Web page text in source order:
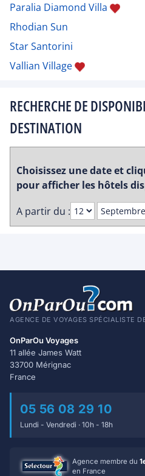
Paralia Diamond Villa
Rhodian Sun
Star Santorini
Vallian Village
RECHERCHE DE
DESTINATION
Choisissez une date et
pour afficher les hôtels
A partir du :
AGENCE DE VOYAGES SPÉCIALISTE
OnParOu Voyages
11 allée James Watt
33700 Mérignac
France
05 56 08 29 10
Lundi - Vendredi · 10h - 18h
Agence membre du
en France